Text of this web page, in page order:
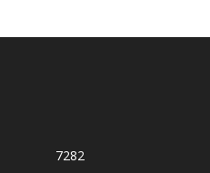
7282